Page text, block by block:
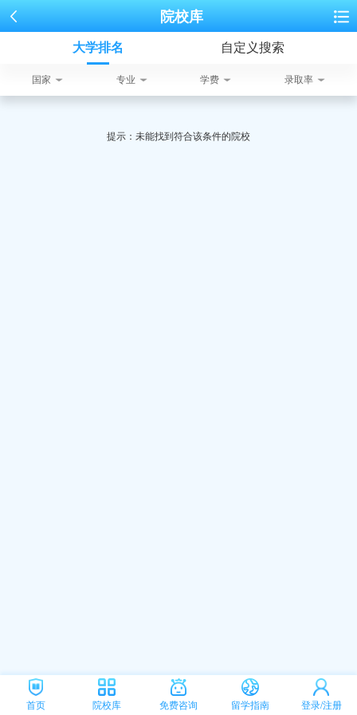
院校库
大学排名 自定义搜索
国家 专业 学费 录取率
提示：未能找到符合该条件的院校
首页 院校库 免费咨询 留学指南 登录/注册